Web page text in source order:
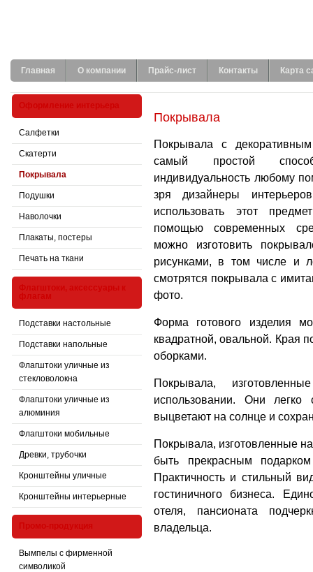
Главная О компании Прайс-лист Контакты Карта
Покрывала
Покрывала с
самый простой
индивидуальность любому
зря дизайнеры
использовать этот
помощью современных
можно изготовить
рисунками, в том числе и
смотрятся покрывала с
фото.
Форма готового изделия
квадратной, овальной. Края
оборками.
Покрывала,
использовании. Они
выцветают на солнце и
Покрывала, изготовленные
быть прекрасным
Практичность и стильный
гостиничного бизнеса.
отеля, пансионата
владельца.
Оформление интерьера
Салфетки
Скатерти
Покрывала
Подушки
Наволочки
Плакаты, постеры
Печать на ткани
Флагштоки, аксессуары к
флагам
Подставки настольные
Подставки напольные
Флагштоки уличные из
стекловолокна
Флагштоки уличные из
алюминия
Флагштоки мобильные
Древки, трубочки
Кронштейны уличные
Кронштейны интерьерные
Промо-продукция
Вымпелы с фирменной
символикой